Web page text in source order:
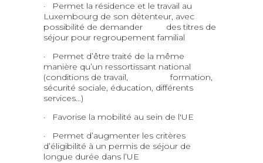
· Permet la résidence et le travail au
Luxembourg de son détenteur, avec
possibilité de demander des titres de
séjour pour regroupement familial
· Permet d’être traité de la même
manière qu’un ressortissant national
(conditions de travail, formation,
sécurité sociale, éducation, différents
services…)
· Favorise la mobilité au sein de l'UE
· Permet d’augmenter les critères
d’éligibilité à un permis de séjour de
longue durée dans l’UE